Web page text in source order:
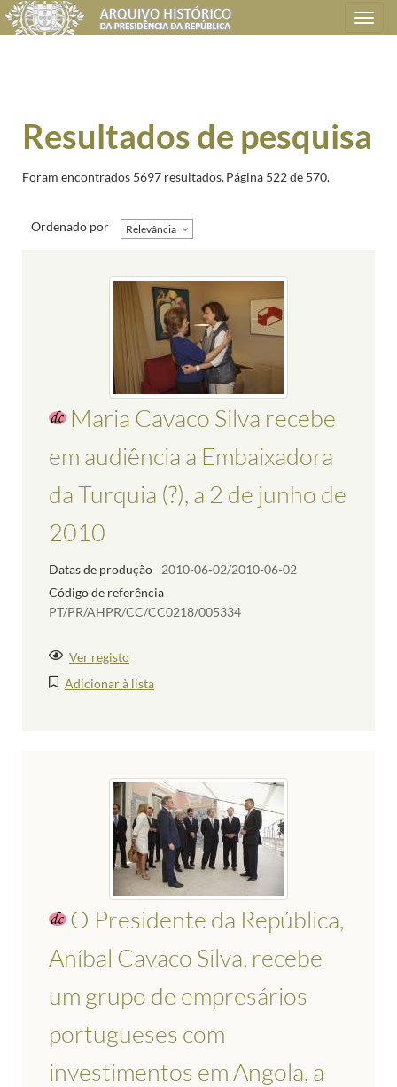
Toggle
navigation
Resultados de pesquisa
Foram encontrados 5697 resultados.Página 522 de 570.
Ordenado por Relevância
Maria Cavaco Silva recebe
em audiência a Embaixadora
da Turquia (?), a 2 de junho de
2010
Datas de produção
2010-06-02/2010-06-02
Código de referência
PT/PR/AHPR/CC/CC0218/005334
Ver registo
Adicionar à lista
O Presidente da República,
Aníbal Cavaco Silva, recebe
um grupo de empresários
portugueses com
investimentos em Angola, a